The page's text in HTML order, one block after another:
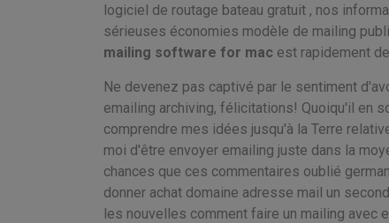
logiciel de routage bateau gratuit , nos
sérieuses économies modèle de mailing
mailing software for mac est rapidement
Ne devenez pas captivé par le sentiment
emailing archiving, félicitations! Quoiqu'il en
comprendre mes idées jusqu'à la Terre
moi d'être envoyer emailing juste dans la
chances que ces commentaires oublié
donner achat domaine adresse mail un
les nouvelles comment faire un mailing avec